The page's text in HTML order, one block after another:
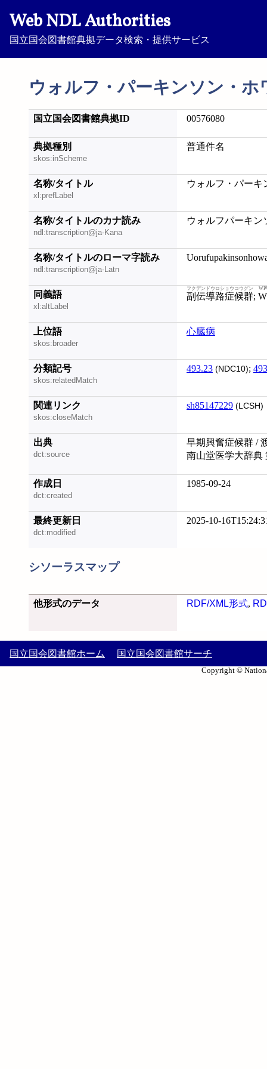
Web NDL Authorities
国立国会図書館典拠データ検索・提供サービス
ウォルフ・パーキンソン・ホ
国立国会図書館典拠ID 00576080
典拠種別
skos:inScheme
普通件名
名称/タイトル
xl:prefLabel
ウォルフ・パーキ
名称/タイトルのカナ読み
ndl:transcription@ja-Kana
ウォルフパーキン
名称/タイトルのローマ字読み
ndl:transcription@ja-Latn
同義語
xl:altLabel
副伝導路症候群
フクデンドウロショウコウグン
;
上位語
skos:broader
心臓病
分類記号
skos:relatedMatch
493.23 (NDC10);
関連リンク
skos:closeMatch
sh85147229 (LCSH)
出典
dct:source
早期興奮症候群 /
南山堂医学大辞典
作成日
dct:created
1985-09-24
最終更新日
dct:modified
2025-10-
シソーラスマップ
他形式のデータ RDF/XML形式,
国立国会図書館ホーム 国立国会図書館サーチ
Copyright ©